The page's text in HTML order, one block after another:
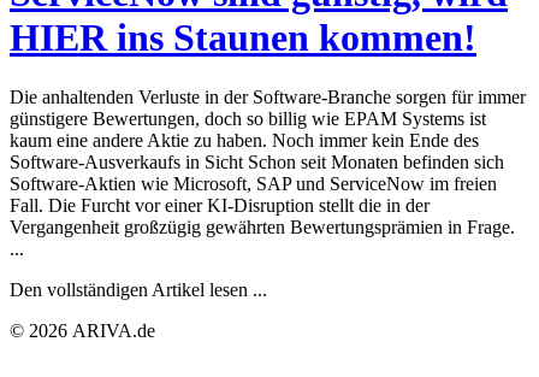
HIER ins Staunen kommen!
Die anhaltenden Verluste in der Software-Branche sorgen für immer
günstigere Bewertungen, doch so billig wie EPAM Systems ist
kaum eine andere Aktie zu haben. Noch immer kein Ende des
Software-Ausverkaufs in Sicht Schon seit Monaten befinden sich
Software-Aktien wie Microsoft, SAP und ServiceNow im freien
Fall. Die Furcht vor einer KI-Disruption stellt die in der
Vergangenheit großzügig gewährten Bewertungsprämien in Frage.
...
Den vollständigen Artikel lesen ...
© 2026 ARIVA.de